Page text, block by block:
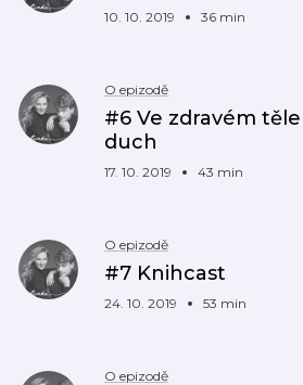
10. 10. 2019 36 min
O epizodě
#6 Ve zdravém
duch
17. 10. 2019 43 min
O epizodě
#7 Knihcast
24. 10. 2019 53 min
O epizodě